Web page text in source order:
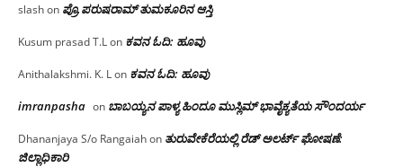
slashon ಪ್ರೊ.ಪರುಷರಾಮ್ ತುಮಕೂರಿನ ಆಸ್ತಿ
Kusum prasad T.Lon ಕವನ ಓದಿ: ಹೂವು
Anithalakshmi. K. Lon ಕವನ ಓದಿ: ಹೂವು
imranpasha on ಬಾಬಯ್ಯನ ಪಾಳ್ಯ ಹಿಂದೂ ಮುಸ್ಲಿಮ್ ಭಾವೈಕ್ಯತೆಯ ಸೌಂದರ್ಯ
Dhananjaya S/o Rangaiahon ತುರುವೇಕೆರೆಯಲ್ಲಿ ರೆಡ್ ಅಲರ್ಟ್ ಘೋಷಣೆ:
ಜಿಲ್ಲಾಧಿಕಾರಿ